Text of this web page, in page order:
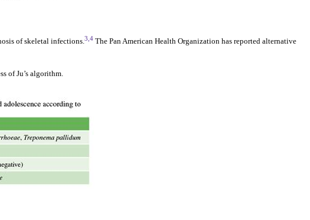
of skeletal infections. 3,4The Pan American Health Organization has reported alternative
ofJu’s algorithm.